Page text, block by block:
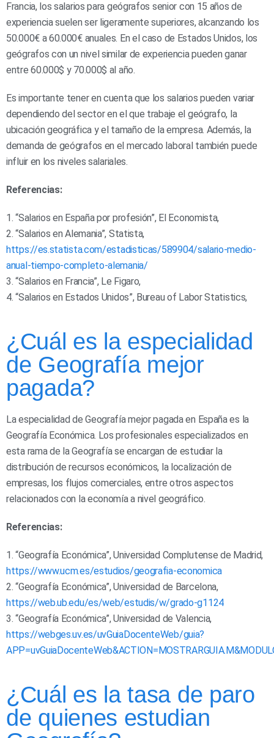
Francia, los salarios para geógrafos senior con 15 años de
experiencia suelen ser ligeramente superiores, alcanzando los
50.000€ a 60.000€ anuales. En el caso de Estados Unidos, los
geógrafos con un nivel similar de experiencia pueden ganar
entre 60.000$ y 70.000$ al año.
Es importante tener en cuenta que los salarios pueden variar
dependiendo del sector en el que trabaje el geógrafo, la
ubicación geográfica y el tamaño de la empresa. Además, la
demanda de geógrafos en el mercado laboral también puede
influir en los niveles salariales.
Referencias:
1. “Salarios en España por profesión”, El Economista,
2. “Salarios en Alemania”, Statista,
https://es.statista.com/estadisticas/589904/salario-medio-
anual-tiempo-completo-alemania/
3. “Salarios en Francia”, Le Figaro,
4. “Salarios en Estados Unidos”, Bureau of Labor Statistics,
¿Cuál es la especialidad
de Geografía mejor
pagada?
La especialidad de Geografía mejor pagada en España es la
Geografía Económica. Los profesionales especializados en
esta rama de la Geografía se encargan de estudiar la
distribución de recursos económicos, la localización de
empresas, los flujos comerciales, entre otros aspectos
relacionados con la economía a nivel geográfico.
Referencias:
1. “Geografía Económica”, Universidad Complutense de Madrid,
https://www.ucm.es/estudios/geografia-economica
2. “Geografía Económica”, Universidad de Barcelona,
https://web.ub.edu/es/web/estudis/w/grado-g1124
3. “Geografía Económica”, Universidad de Valencia,
https://webges.uv.es/uvGuiaDocenteWeb/guia?
¿Cuál es la tasa de paro
de quienes estudian